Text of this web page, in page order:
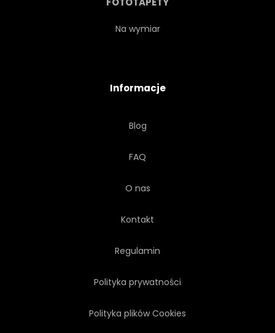
Na wymiar
Informacje
Blog
FAQ
O nas
Kontakt
Regulamin
Polityka prywatności
Polityka plików Cookies